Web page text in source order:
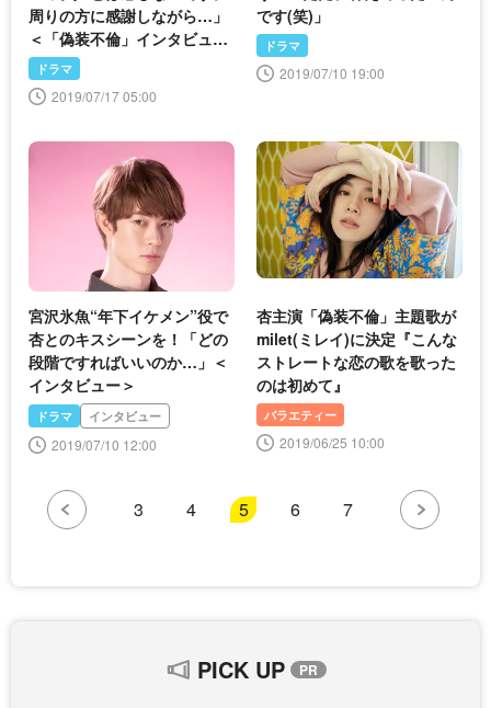
周りの方に感謝しながら…」
＜「偽装不倫」インタビュー
＞ドラマ
2019/07/17 05:00
です(笑)」
ドラマ
2019/07/10 19:00
宮沢氷魚“年下イケメン”役で
杏とのキスシーンを！「どの
段階ですればいいのか…」＜
インタビュー＞
ドラマ インタビュー
2019/07/10 12:00
杏主演「偽装不倫」主題歌が
milet(ミレイ)に決定『こんな
ストレートな恋の歌を歌った
のは初めて』
バラエティー
2019/06/25 10:00
3 4 5 6 7
PICK UP